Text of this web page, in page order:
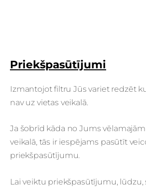
Priekšpasūtījumi
Izmantojot filtru Jūs variet redzēt
nav uz vietas veikalā.
Ja šobrīd kāda no Jums
veikalā, tās ir iespējams pasūtīt
priekšpasūtījumu.
Lai veiktu priekšpasūtījumu, lūdzu,